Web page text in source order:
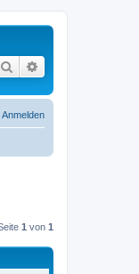
Suche
Anmelden
1 von 1